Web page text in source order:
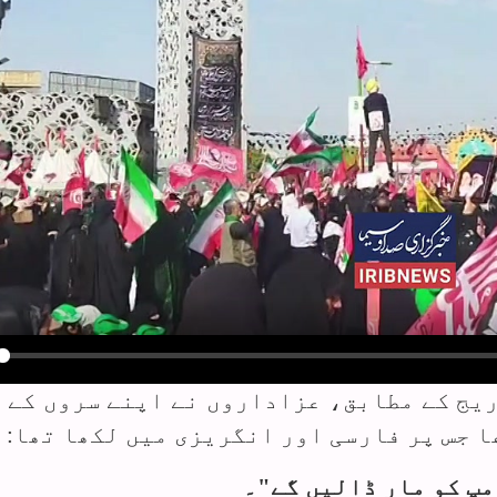
کے مطابق، عزاداروں نے اپنے سروں کے
جس پر فارسی اور انگریزی میں لکھا تھا:
کو مار ڈالیں گے"۔